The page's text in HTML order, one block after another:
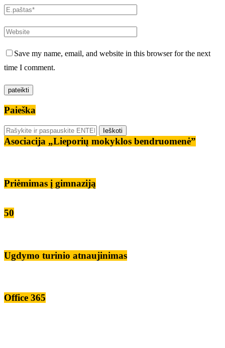
Save my name, email, and website in this browser for the next
time I comment.
Paieška
Asociacija „Lieporių mokyklos bendruomenė”
Priėmimas į gimnaziją
50
Ugdymo turinio atnaujinimas
Office 365